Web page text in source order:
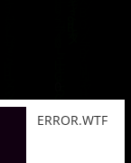
ERROR.WTF